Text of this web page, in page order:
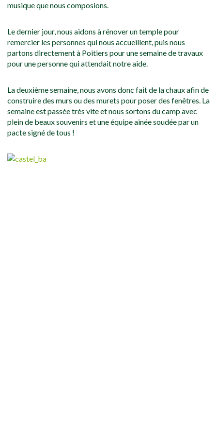
musique que nous composions.
Le dernier jour, nous aidons à rénover un temple pour
remercier les personnes qui nous accueillent, puis nous
partons directement à Poitiers pour une semaine de travaux
pour une personne qui attendait notre aide.
La deuxième semaine, nous avons donc fait de la chaux afin de
construire des murs ou des murets pour poser des fenêtres. La
semaine est passée très vite et nous sortons du camp avec
plein de beaux souvenirs et une équipe ainée soudée par un
pacte signé de tous !